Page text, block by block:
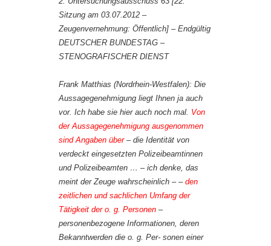
Sitzung am 03.07.2012 –
Zeugenvernehmung: Öffentlich] – Endgültig
DEUTSCHER BUNDESTAG –
STENOGRAFISCHER DIENST
Frank Matthias (Nordrhein-Westfalen): Die
Aussagegenehmigung liegt Ihnen ja auch
vor. Ich habe sie hier auch noch mal. Von
der Aussagegenehmigung ausgenommen
sind Angaben über– die Identität von
verdeckt eingesetzten Polizeibeamtinnen
und Polizeibeamten … – ich denke, das
meint der Zeuge wahrscheinlich – –den
zeitlichen und sachlichen Umfang der
Tätigkeit der o. g. Personen –
personenbezogene Informationen, deren
Bekanntwerden die o. g. Per- sonen einer